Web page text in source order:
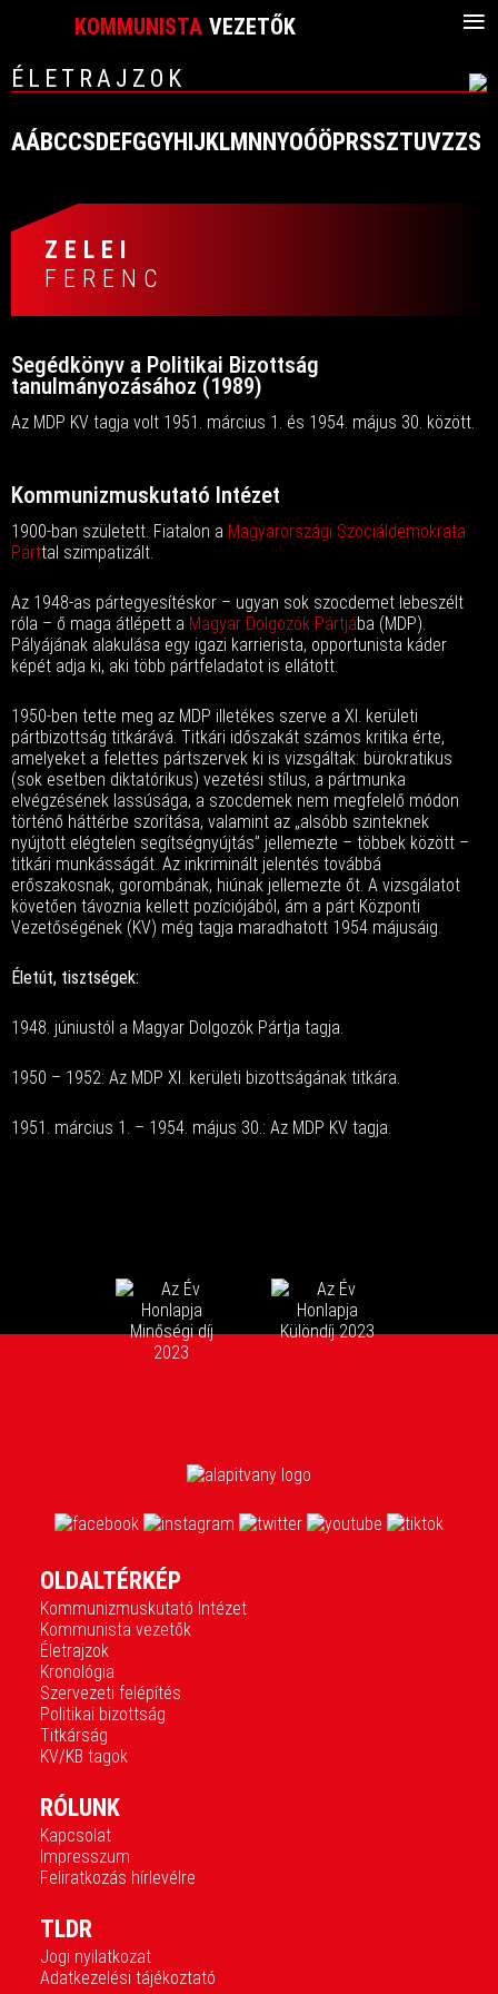
KOMMUNISTA VEZETŐK ≡
ÉLETRAJZOK
AÁBCCSDEFGGYHIJKLMNNYOÓÖPRSSZTUVZZS
ZELEI
FERENC
Segédkönyv a Politikai Bizottság
tanulmányozásához (1989)
Az MDP KV tagja volt 1951. március 1. és 1954. május 30. között.
Kommunizmuskutató Intézet
1900-ban született. Fiatalon a Magyarországi Szociáldemokrata
Párttal szimpatizált.
Az 1948-as pártegyesítéskor – ugyan sok szocdemet lebeszélt
róla – ő maga átlépett a Magyar Dolgozók Pártjába (MDP).
Pályájának alakulása egy igazi karrierista, opportunista káder
képét adja ki, aki több pártfeladatot is ellátott.
1950-ben tette meg az MDP illetékes szerve a XI. kerületi
pártbizottság titkárává. Titkári időszakát számos kritika érte,
amelyeket a felettes pártszervek ki is vizsgáltak: bürokratikus
(sok esetben diktatórikus) vezetési stílus, a pártmunka
elvégzésének lassúsága, a szocdemek nem megfelelő módon
történő háttérbe szorítása, valamint az „alsóbb szinteknek
nyújtott elégtelen segítségnyújtás” jellemezte – többek között –
titkári munkásságát. Az inkriminált jelentés továbbá
erőszakosnak, gorombának, hiúnak jellemezte őt. A vizsgálatot
követően távoznia kellett pozíciójából, ám a párt Központi
Vezetőségének (KV) még tagja maradhatott 1954 májusáig.
Életút, tisztségek:
1948. júniustól a Magyar Dolgozók Pártja tagja.
1950 – 1952: Az MDP XI. kerületi bizottságának titkára.
1951. március 1. – 1954. május 30.: Az MDP KV tagja.
OLDALTÉRKÉP
Kommunizmuskutató Intézet
Kommunista vezetők
Életrajzok
Kronológia
Szervezeti felépítés
Politikai bizottság
Titkárság
KV/KB tagok
RÓLUNK
Kapcsolat
Impresszum
Feliratkozás hírlevélre
TLDR
Jogi nyilatkozat
Adatkezelési tájékoztató